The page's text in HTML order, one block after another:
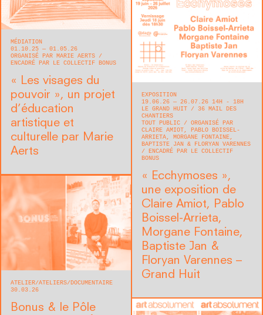
MÉDIATION
01.10.25 — 01.05.26
ORGANISÉ PAR MARIE AERTS
ENCADRÉ PAR LE COLLECTIF BONUS
« Les visages du
pouvoir », un projet
d’éducation
artistique et
culturelle par Marie
Aerts
EXPOSITION
19.06.26 — 26.07.26 14H - 18H
LE GRAND HUIT
36 MAIL DES
CHANTIERS
TOUT PUBLIC
ORGANISÉ PAR
CLAIRE AMIOT, PABLO BOISSEL-
ARRIETA, MORGANE FONTAINE,
BAPTISTE JAN & FLORYAN VARENNES
ENCADRÉ PAR LE COLLECTIF
BONUS
« Ecchymoses »,
une exposition de
Claire Amiot, Pablo
Boissel-Arrieta,
Morgane Fontaine,
Baptiste Jan &
Floryan Varennes –
Grand Huit
ATELIER ATELIERS
DOCUMENTAIRE
30.03.26
Bonus & le Pôle